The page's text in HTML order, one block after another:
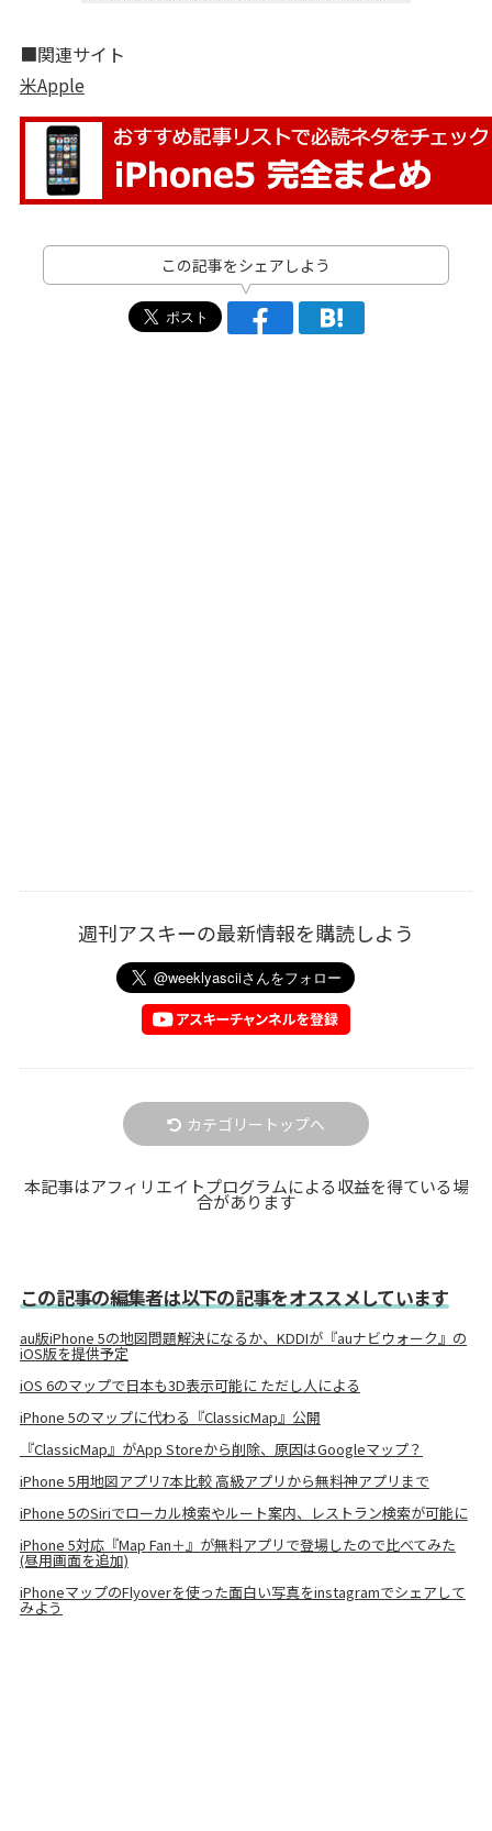
■関連サイト
米Apple
この記事をシェアしよう
週刊アスキーの最新情報を購読しよう
カテゴリートップへ
本記事はアフィリエイトプログラムによる収益を得ている場
合があります
この記事の編集者は以下の記事をオススメしています
au版iPhone 5の地図問題解決になるか、KDDIが『auナビウォーク』の
iOS版を提供予定
iOS 6のマップで日本も3D表示可能に ただし人による
iPhone 5のマップに代わる『ClassicMap』公開
『ClassicMap』がApp Storeから削除、原因はGoogleマップ？
iPhone 5用地図アプリ7本比較 高級アプリから無料神アプリまで
iPhone 5のSiriでローカル検索やルート案内、レストラン検索が可能に
iPhone 5対応『Map Fan＋』が無料アプリで登場したので比べてみた
(昼用画面を追加)
iPhoneマップのFlyoverを使った面白い写真をinstagramでシェアして
みよう